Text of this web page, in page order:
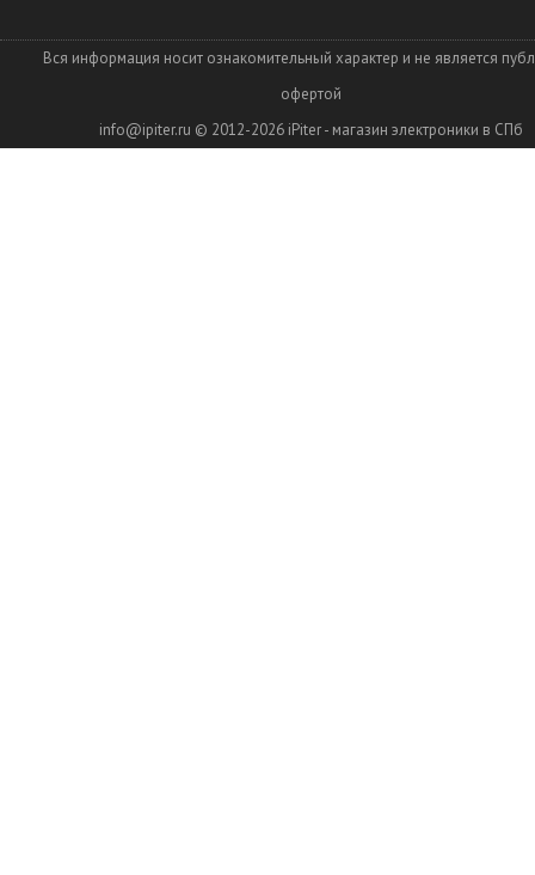
Вся информация носит ознакомительный характер и не является
офертой
info@ipiter.ru © 2012-2026 iPiter - магазин электроники в СПб